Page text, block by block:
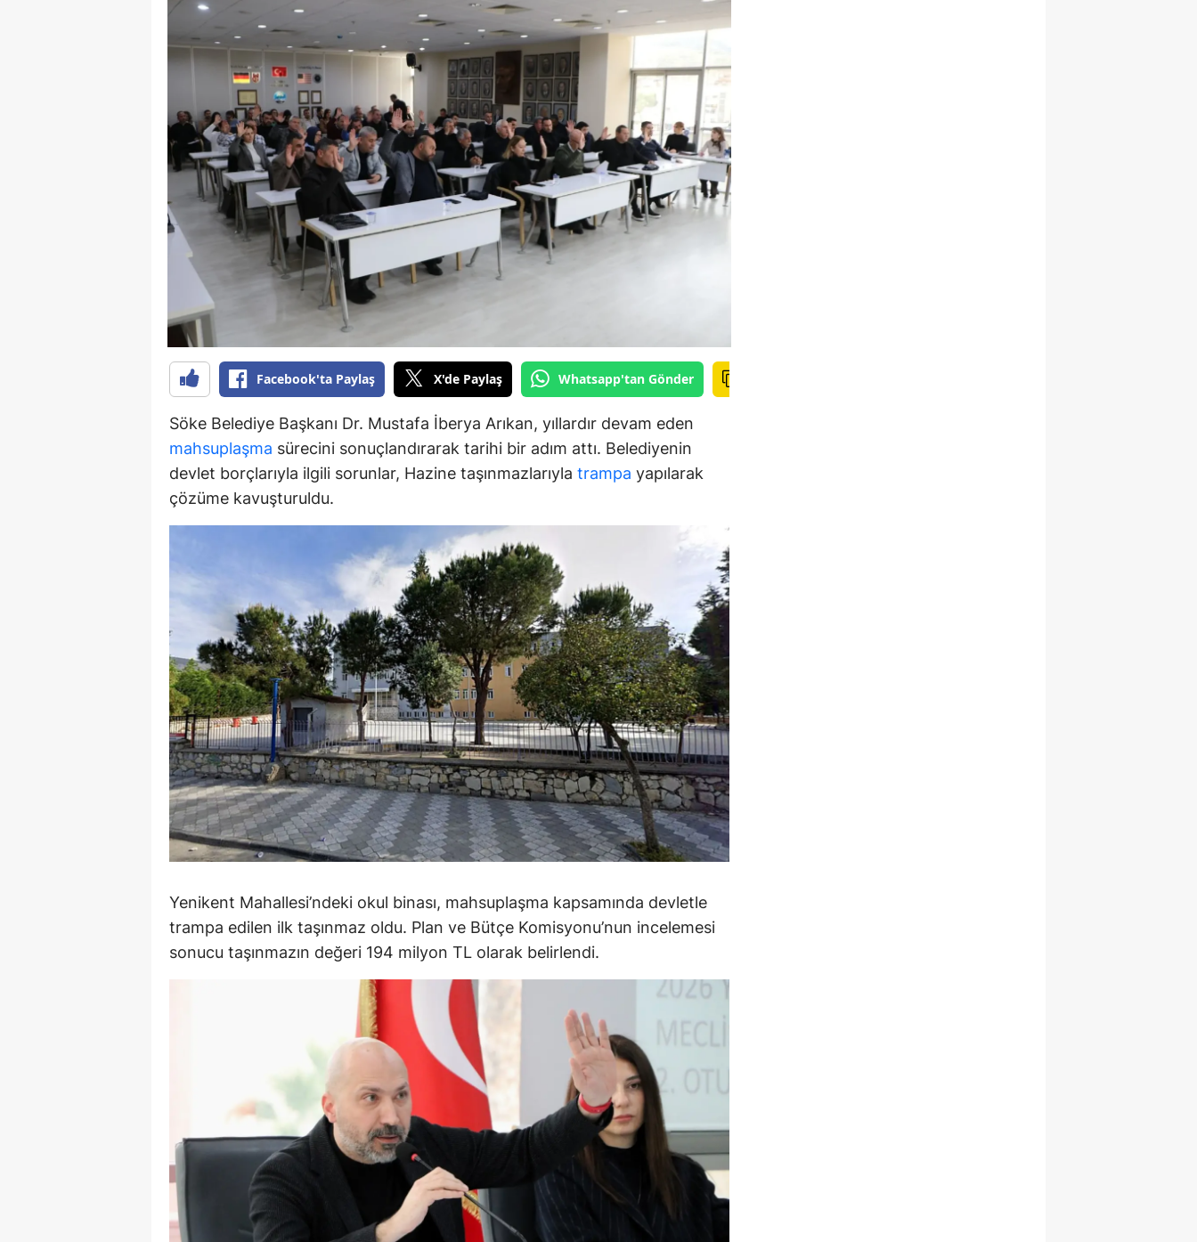
Sakarya
Samsun
Siirt
Sinop
Sivas
Tekirdağ
Tokat
Trabzon
Şanlıurfa
Yozgat
Aksaray
Bayburt
Karaman
Kırıkkale
Batman
Şırnak
Bartın
Ardahan
Iğdır
Karabük
Kilis
Osmaniye
Düzce
Facebook'ta Paylaş X'de Paylaş Whatsapp'tan Gönder
Söke Belediye Başkanı Dr. Mustafa İberya Arıkan, yıllardır devam eden
mahsuplaşma sürecini sonuçlandırarak tarihi bir adım attı. Belediyenin
devlet borçlarıyla ilgili sorunlar, Hazine taşınmazlarıyla trampa yapılarak
çözüme kavuşturuldu.
Yenikent Mahallesi’ndeki okul binası, mahsuplaşma kapsamında devletle
trampa edilen ilk taşınmaz oldu. Plan ve Bütçe Komisyonu’nun incelemesi
sonucu taşınmazın değeri 194 milyon TL olarak belirlendi.